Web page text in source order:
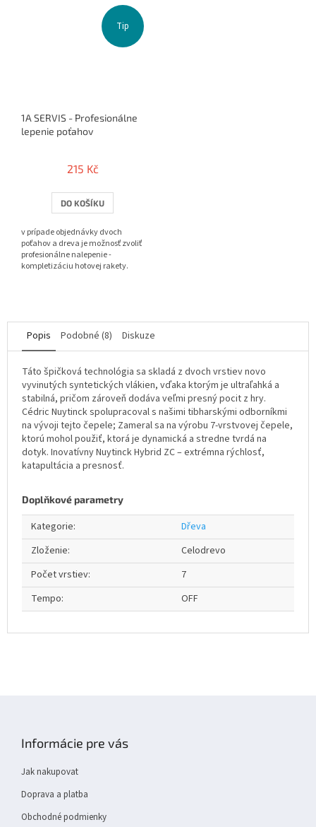
Tip
1A SERVIS - Profesionálne
lepenie poťahov
215 Kč
DO KOŠÍKU
v prípade objednávky dvoch
poťahov a dreva je možnosť zvoliť
profesionálne nalepenie -
kompletizáciu hotovej rakety.
Popis Podobné (8) Diskuze
Táto špičková technológia sa skladá z dvoch vrstiev novo
vyvinutých syntetických vlákien, vďaka ktorým je ultraľahká a
stabilná, pričom zároveň dodáva veľmi presný pocit z hry.
Cédric Nuytinck spolupracoval s našimi tibharskými odborníkmi
na vývoji tejto čepele; Zameral sa na výrobu 7-vrstvovej čepele,
ktorú mohol použiť, ktorá je dynamická a stredne tvrdá na
dotyk. Inovatívny Nuytinck Hybrid ZC – extrémna rýchlosť,
katapultácia a presnosť.
Doplňkové parametry
Kategorie:
Dřeva
Zloženie:
Celodrevo
Počet vrstiev:
7
Tempo: OFF
Informácie pre vás
Jak nakupovat
Doprava a platba
Obchodné podmienky